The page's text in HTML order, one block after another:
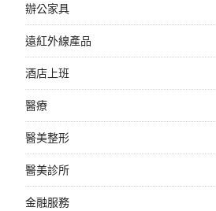
辦公家具
遠紅外線產品
酒店上班
醫療
醫美整形
醫美診所
金融服務